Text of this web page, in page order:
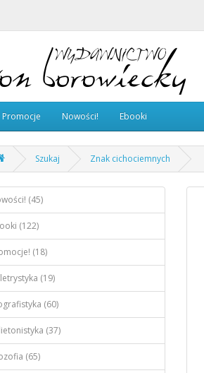
Promocje Nowości! Ebooki
Szukaj Znak cichociemnych
(45)
(122)
(18)
(19)
(60)
(37)
(65)